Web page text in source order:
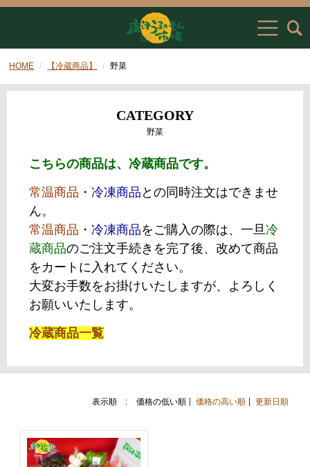
HOME 【冷蔵商品】 野菜
CATEGORY
野菜
こちらの商品は、冷蔵商品です。
常温商品 ・ 冷凍商品 との同時注文はできませ
ん。
常温商品 ・ 冷凍商品をご購入の際は、一旦冷
蔵商品のご注文手続きを完了後、改めて商品
をカートに入れてください。
大変お手数をお掛けいたしますが、よろしく
お願いいたします。
冷蔵商品一覧
表示順 : 価格の低い順 価格の高い順 更新日順